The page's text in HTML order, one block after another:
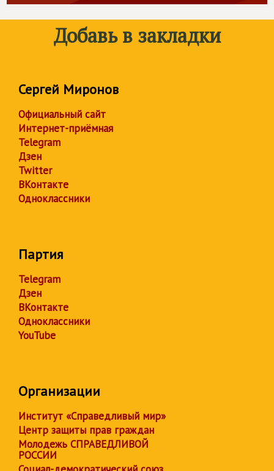
Добавь в закладки
Сергей Миронов
Официальный сайт
Интернет-приёмная
Telegram
Дзен
Twitter
ВКонтакте
Одноклассники
Партия
Telegram
Дзен
ВКонтакте
Одноклассники
YouTube
Организации
Институт «Справедливый мир»
Центр защиты прав граждан
Молодежь СПРАВЕДЛИВОЙ
РОССИИ